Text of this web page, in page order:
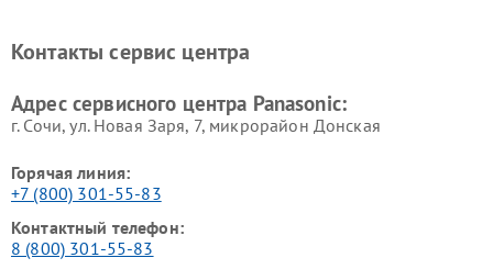
панелей Panasonic
Контакты сервис центра
Адрес сервисного центра Panasonic:
г. Сочи, ул. Новая Заря, 7, микрорайон Донская
Горячая линия:
+7 (800) 301-55-83
Контактный телефон:
8 (800) 301-55-83